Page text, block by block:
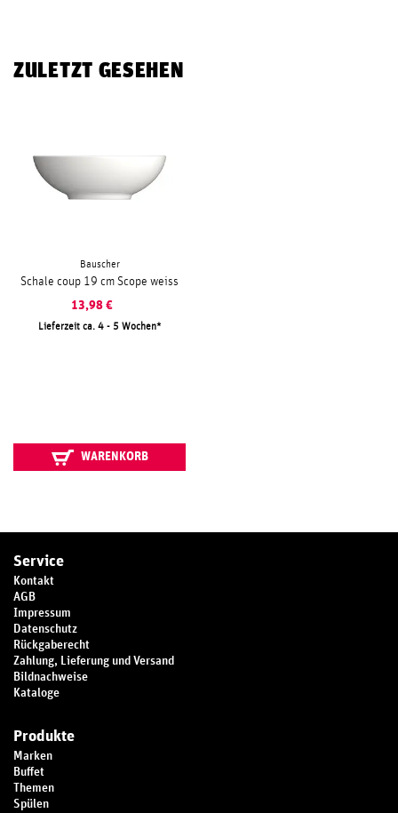
ZULETZT GESEHEN
Bauscher
Schale coup 19 cm Scope weiss
13,98 €
Lieferzeit ca. 4 - 5 Wochen
WARENKORB
Service
Kontakt
AGB
Impressum
Datenschutz
Rückgaberecht
Zahlung, Lieferung und Versand
Bildnachweise
Kataloge
Produkte
Marken
Buffet
Themen
Spülen